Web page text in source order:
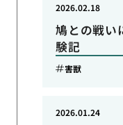
鳩との戦い
験記
2026.02.18
害獣
2026.01.24